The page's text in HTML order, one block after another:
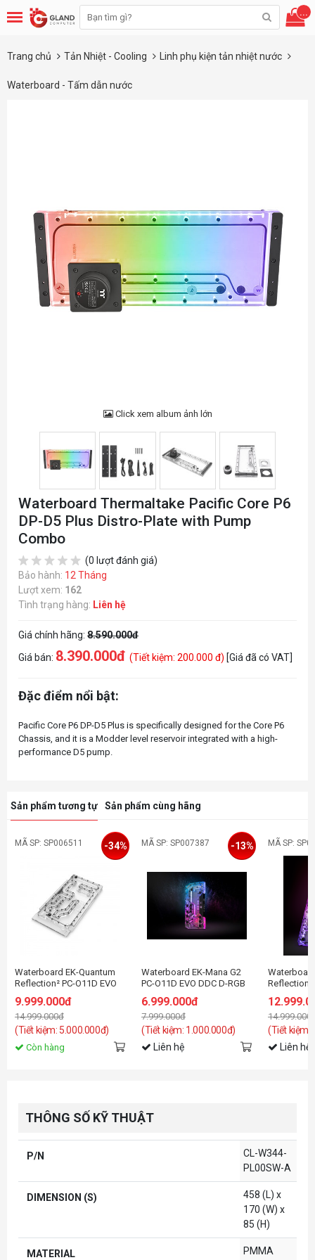
...
Trang chủ Tản Nhiệt - Cooling Linh phụ kiện tản nhiệt nước
Waterboard - Tấm dẫn nước
Click xem album ảnh lớn
Waterboard Thermaltake Pacific Core P6
DP-D5 Plus Distro-Plate with Pump
Combo
(0 lượt đánh giá)
Bảo hành: 12 Tháng
Lượt xem: 162
Tình trạng hàng: Liên hệ
Giá chính hãng: 8.590.000đ
Giá bán: 8.390.000đ (Tiết kiệm: 200.000 đ) [Giá đã có VAT]
Đặc điểm nổi bật:
Pacific Core P6 DP-D5 Plus is specifically designed for the Core P6
Chassis, and it is a Modder level reservoir integrated with a high-
Sản phẩm tương tự Sản phẩm cùng hãng
MÃ SP: SP006511
Waterboard EK-Quantum
Reflection² PC-O11D EVO
9.999.000đ
14.999.000đ
(Tiết kiệm: 5.000.000đ)
-34%
Còn hàng
MÃ SP: SP007387
Waterboard EK-Mana G2
PC-O11D EVO DDC D-RGB
6.999.000đ
7.999.000đ
(Tiết kiệm: 1.000.000đ)
-13%
Liên hệ
MÃ SP:
Reflection²
(Tiết kiệm:
Liên hệ
THÔNG SỐ KỸ THUẬT
P/N
CL-W344-
PL00SW-A
DIMENSION (S)
458 (L) x
170 (W) x
85 (H)
MATERIAL PMMA